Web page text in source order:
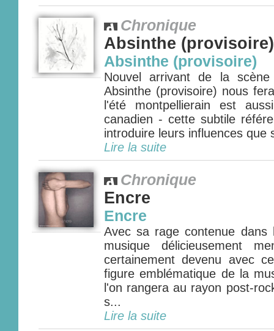
Chronique
Absinthe (provisoire)
Absinthe (provisoire)
Nouvel arrivant de la scène
Absinthe (provisoire) nous
l'été montpellierain est
canadien - cette subtile
introduire leurs influences que
Lire la suite
Chronique
Encre
Encre
Avec sa rage contenue dans
musique délicieusement
certainement devenu avec
figure emblématique de la
l'on rangera au rayon post-
s...
Lire la suite